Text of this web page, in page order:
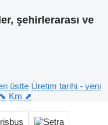
şehirlerarası ve
üstte Üretim tarihi - yeni
Km ⬈